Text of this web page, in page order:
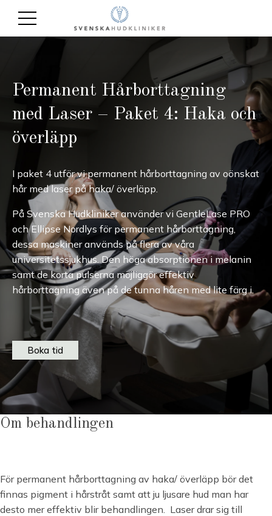
Permanent Hårborttagning
med Laser – Paket 4: Haka och
överläpp
I paket 4 utför vi permanent hårborttagning av oönskat
hår med laser på haka/ överläpp.
På Svenska Hudkliniker använder vi GentleLase PRO
och Ellipse Nordlys för permanent hårborttagning,
dessa maskiner används på flera av våra
universitetssjukhus. Den höga absorptionen i melanin
samt de korta pulserna möjliggör effektiv
hårborttagning även på de tunna håren med lite färg i.
Boka tid
Om behandlingen
För permanent hårborttagning av haka/ överläpp bör det
finnas pigment i hårstråt samt att ju ljusare hud man har
desto mer effektiv blir behandlingen. Laser drar sig till